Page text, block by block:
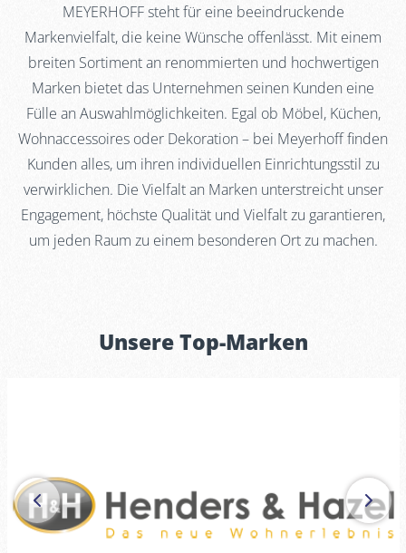
MEYERHOFF steht für eine beeindruckende
Markenvielfalt, die keine Wünsche offenlässt. Mit einem
breiten Sortiment an renommierten und hochwertigen
Marken bietet das Unternehmen seinen Kunden eine
Fülle an Auswahlmöglichkeiten. Egal ob Möbel, Küchen,
Wohnaccessoires oder Dekoration – bei Meyerhoff finden
Kunden alles, um ihren individuellen Einrichtungsstil zu
verwirklichen. Die Vielfalt an Marken unterstreicht unser
Engagement, höchste Qualität und Vielfalt zu garantieren,
um jeden Raum zu einem besonderen Ort zu machen.
Unsere Top-Marken